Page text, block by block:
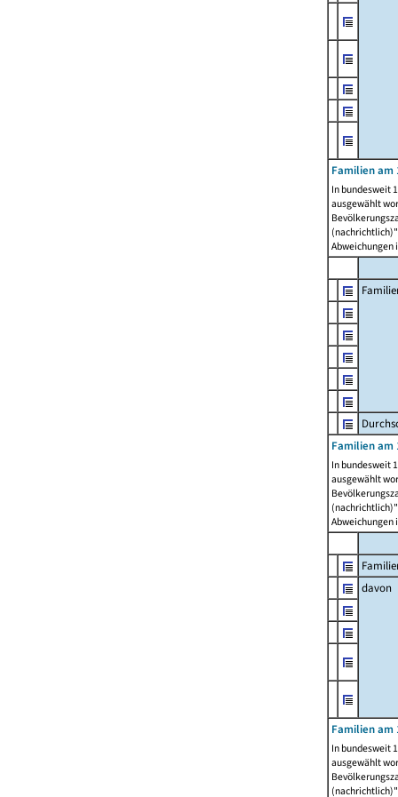
Familien am
In bundesweit
ausgewählt
Abweichungen
Familien am
In bundesweit
ausgewählt
Abweichungen
davon
Familien am
In bundesweit
ausgewählt